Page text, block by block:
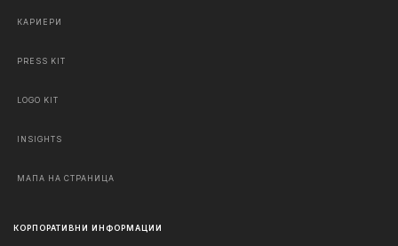
КАРИЕРИ
PRESS KIT
LOGO KIT
INSIGHTS
МАПА НА СТРАНИЦА
КОРПОРАТИВНИ ИНФОРМАЦИИ